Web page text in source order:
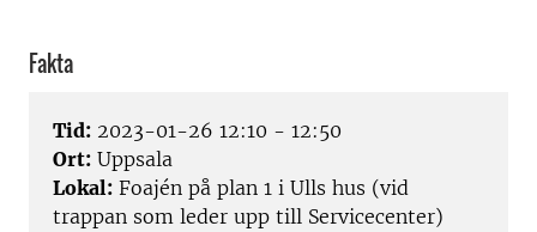
Fakta
Tid: 2023-01-26 12:10 - 12:50
Ort: Uppsala
Lokal: Foajén på plan 1 i Ulls hus (vid
trappan som leder upp till Servicecenter)